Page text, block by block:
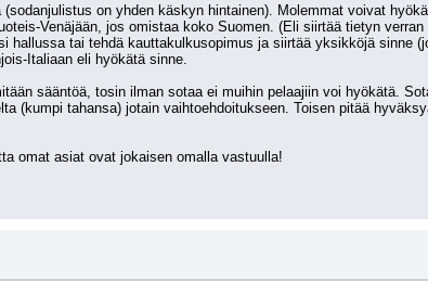
on yhden käskyn hintainen). Molemmat voivat
Venäjään, jos omistaa koko Suomen. (Eli siirtää tietyn
hallussa tai tehdä kauttakulkusopimus ja siirtää yksikköjä sinne
Italiaan eli hyökätä sinne.
sääntöä, tosin ilman sotaa ei muihin pelaajiin voi hyökätä.
(kumpi tahansa) jotain vaihtoehdoitukseen. Toisen pitää
omat asiat ovat jokaisen omalla vastuulla!